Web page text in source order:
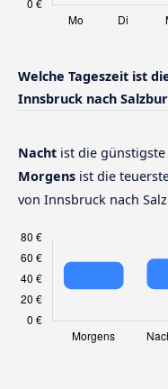
Welche Tageszeit ist
Innsbruck nach
Nacht ist die günstigste
Morgens ist die
von Innsbruck nach